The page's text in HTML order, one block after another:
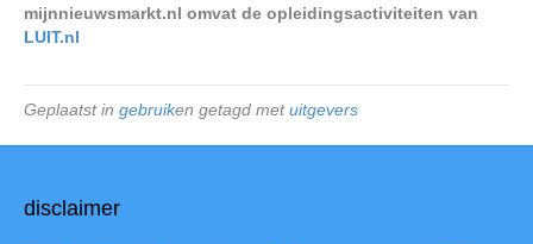
mijnnieuwsmarkt.nl omvat de opleidingsactiviteiten van
LUIT.nl
Geplaatst in gebruiken getagd metuitgevers
disclaimer